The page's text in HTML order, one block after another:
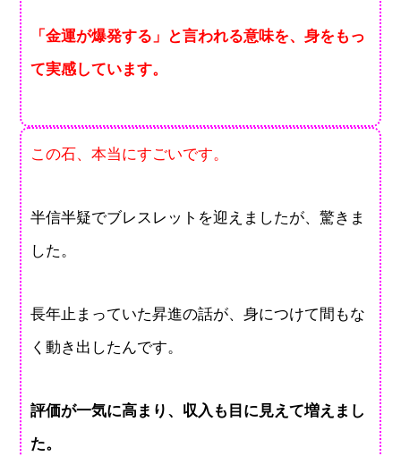
「金運が爆発する」と言われる意味を、身をもっ
て実感しています。
この石、本当にすごいです。
半信半疑でブレスレットを迎えましたが、驚きま
した。
長年止まっていた昇進の話が、身につけて間もな
く動き出したんです。
評価が一気に高まり、収入も目に見えて増えまし
た。